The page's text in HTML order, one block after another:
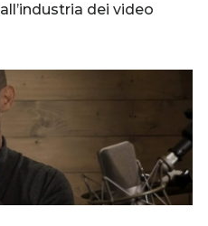
dei video